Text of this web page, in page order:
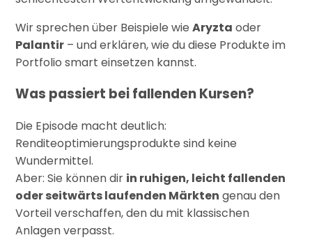
Wir sprechen über Beispiele wieAryzta oder
Palantir – und erklären, wie du diese Produkte im
Portfolio smart einsetzen kannst.
Was passiert bei fallenden Kursen?
Die Episode macht deutlich:
Renditeoptimierungsprodukte sind keine
Wundermittel.
Aber: Sie können dir in ruhigen, leicht fallenden
oder seitwärts laufenden Märkten genau den
Vorteil verschaffen, den du mit klassischen
Anlagen verpasst.